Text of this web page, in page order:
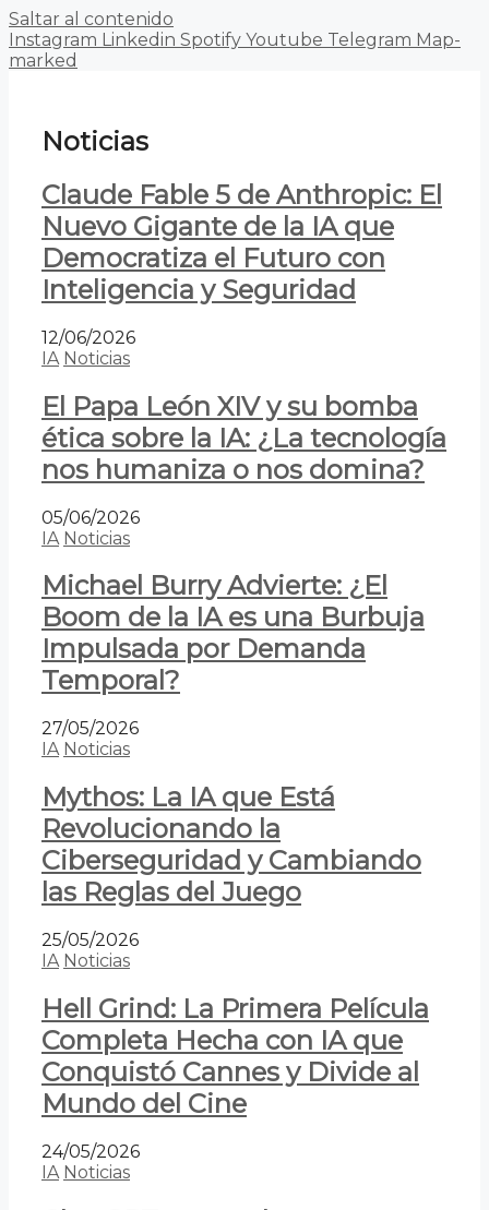
Saltar al contenido
Instagram Linkedin Spotify Youtube Telegram Map-
marked
Noticias
Claude Fable 5 de Anthropic: El
Nuevo Gigante de la IA que
Democratiza el Futuro con
Inteligencia y Seguridad
12/06/2026
IA Noticias
El Papa León XIV y su bomba
ética sobre la IA: ¿La tecnología
nos humaniza o nos domina?
05/06/2026
IA Noticias
Michael Burry Advierte: ¿El
Boom de la IA es una Burbuja
Impulsada por Demanda
Temporal?
27/05/2026
IA Noticias
Mythos: La IA que Está
Revolucionando la
Ciberseguridad y Cambiando
las Reglas del Juego
25/05/2026
IA Noticias
Hell Grind: La Primera Película
Completa Hecha con IA que
Conquistó Cannes y Divide al
Mundo del Cine
24/05/2026
IA Noticias